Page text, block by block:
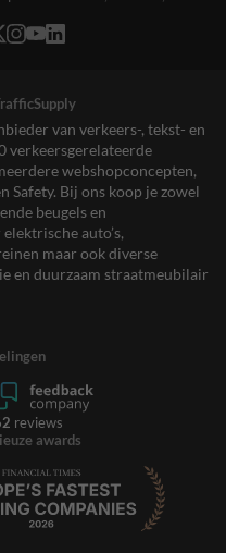
van verkeers-, tekst- en
verkeersgerelateerde
webshopconcepten,
Safety. Bij ons koop je zowel
beugels en
auto’s,
maar ook diverse
en duurzaam straatmeubilair
reviews
awards